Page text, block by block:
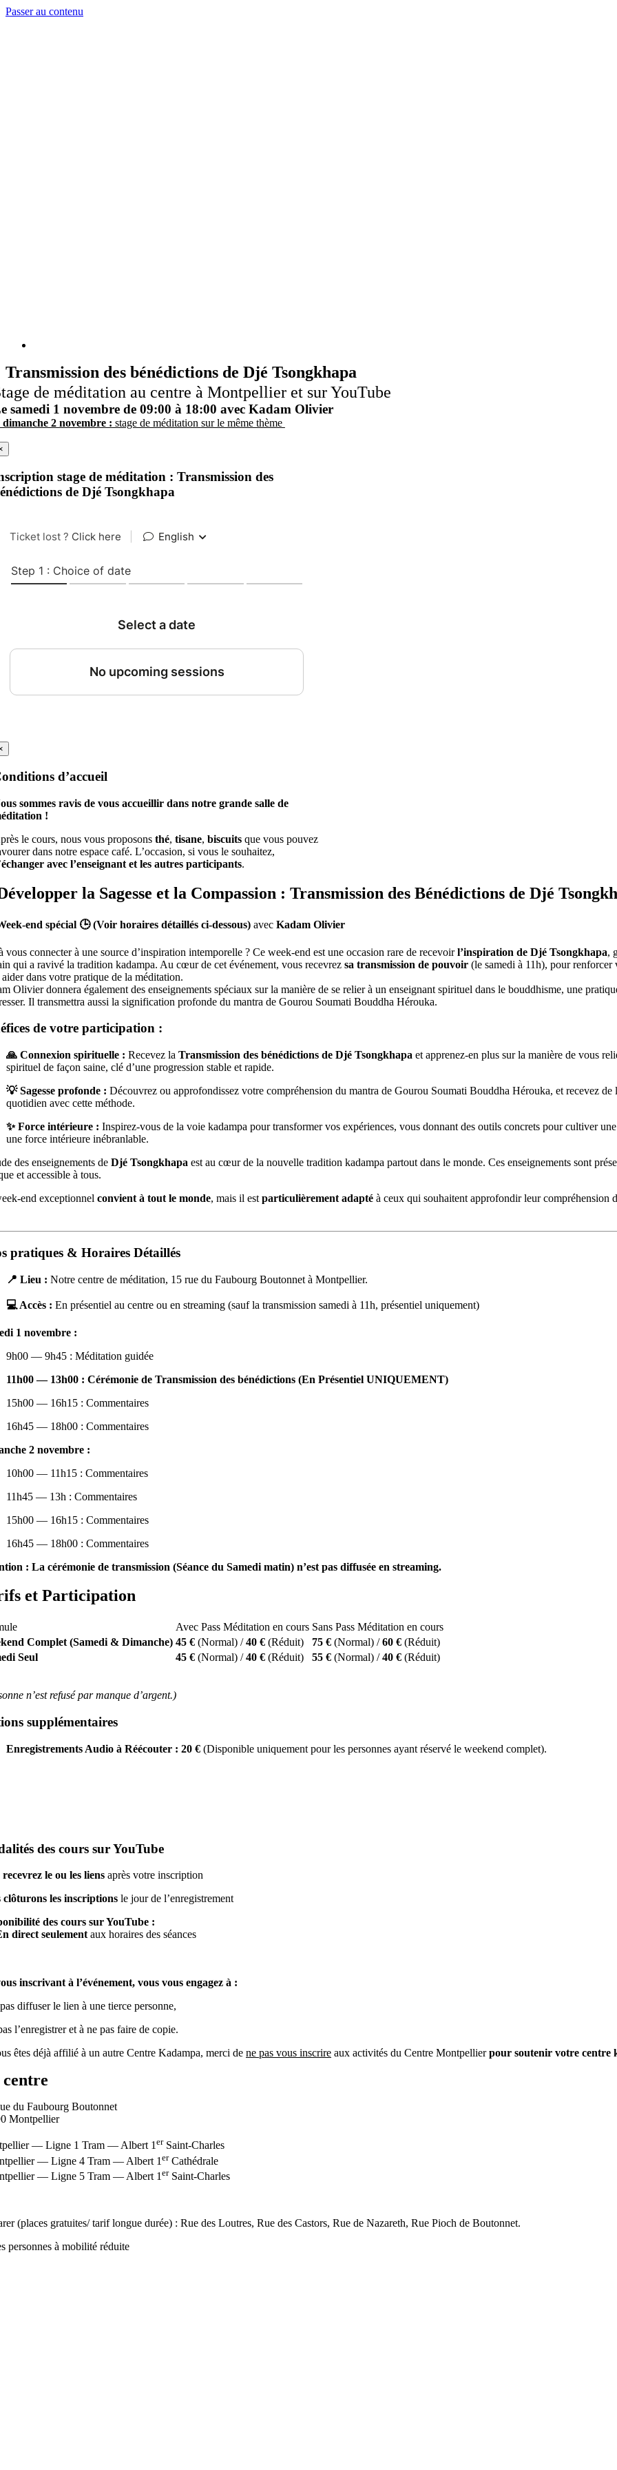
Passer au contenu
Transmission des bénédictions de Djé Tsongkhapa
de méditation au centre à Montpellier et surYouTube
samedi 1 novembre de 09:00 à 18:00 avec Kadam Olivier
dimanche 2 novembre : stage de méditation sur le même thème
stage de méditation : Transmission des
de Djé Tsongkhapa
d’accueil
sommes ravis de vous accueillir dans notre grande salle de
!
le cours, nous vous proposons thé, tisane, biscuitsque vous pouvez
dans notre espace café. L’occasion, si vous le souhaitez,
échanger avec l’enseignant et les autres participants.
la Sagesse et la Compassion : Transmission des Bénédictions de Djé
end spécial 🕒 (Voir horaires détaillés ci-dessous) avecKadam Olivier
vous connecter à une source d’inspiration intemporelle ? Ce week-end est une occasion rare de recevoirl’inspiration de Djé Tsongkhapa,
qui a ravivé la tradition kadampa. Au cœur de cet événement, vous recevrezsa transmission de pouvoir (le samedi à 11h), pour renforcer
dans votre pratique de la méditation.
Olivier donnera également des enseignements spéciaux sur la manière de se relier à un enseignant spirituel dans le bouddhisme, une
Il transmettra aussi la signification profonde du mantra de Gourou Soumati Bouddha Hérouka.
de votre participation :
🙏 Connexion spirituelle : Recevez laTransmission des bénédictions de Djé Tsongkhapaet apprenez-en plus sur la manière de vous
spirituel de façon saine, clé d’une progression stable et rapide.
💡 Sagesse profonde : Découvrez ou approfondissez votre compréhension du mantra de Gourou Soumati Bouddha Hérouka, et recevez de
quotidien avec cette méthode.
✨ Force intérieure : Inspirez-vous de la voie kadampa pour transformer vos expériences, vous donnant des outils concrets pour cultiver
une force intérieure inébranlable.
des enseignements deDjé Tsongkhapa est au cœur de la nouvelle tradition kadampa partout dans le monde. Ces enseignements sont
et accessible à tous.
end exceptionnelconvient à tout le monde, mais il estparticulièrement adapté à ceux qui souhaitent approfondir leur compréhension
pratiques & Horaires Détaillés
📍 Lieu : Notre centre de méditation, 15 rue du Faubourg Boutonnet à Montpellier.
💻 Accès : En présentiel au centre ou en streaming (sauf la transmission samedi à 11h, présentiel uniquement)
1 novembre :
9h00 — 9h45 : Méditation guidée
11h00 — 13h00 : Cérémonie de Transmission des bénédictions (En Présentiel UNIQUEMENT)
15h00 — 16h15 : Commentaires
16h45 — 18h00 : Commentaires
2 novembre :
10h00 — 11h15 : Commentaires
11h45 — 13h : Commentaires
15h00 — 16h15 : Commentaires
16h45 — 18h00 : Commentaires
: La cérémonie de transmission (Séance du Samedi matin) n’est pas diffusée en streaming.
et Participation
Avec Pass Méditation en cours Sans Pass Méditation en cours
Complet (Samedi & Dimanche) 45 € (Normal) /40 € (Réduit) 75 € (Normal) /60 € (Réduit)
Seul
45 € (Normal) /40 € (Réduit) 55 € (Normal) /40 € (Réduit)
n’est refusé par manque d’argent.)
supplémentaires
Enregistrements Audio à Réécouter : 20 € (Disponible uniquement pour les personnes ayant réservé le weekend complet).
des cours surYouTube
recevrez le ou les liens après votre inscription
clôturons les inscriptions le jour de l’enregistrement
des cours sur YouTube :
direct seulement aux horaires des séances
inscrivant à l’événement, vous vous engagez à :
diffuser le lien à une tierce personne,
l’enregistrer et à ne pas faire de copie.
êtes déjà affilié à un autre Centre Kadampa, merci dene pas vous inscrire aux activités du Centre Montpellierpour soutenir votre centre
du Faubourg Boutonnet
Montpellier
— Ligne 1 Tram — Albert 1erSaint-Charles
— Ligne 4 Tram — Albert 1erCathédrale
— Ligne 5 Tram — Albert 1erSaint-Charles
(places gratuites/ tarif longue durée) : Rue des Loutres, Rue des Castors, Rue de Nazareth, Rue Pioch de Boutonnet.
personnes à mobilité réduite